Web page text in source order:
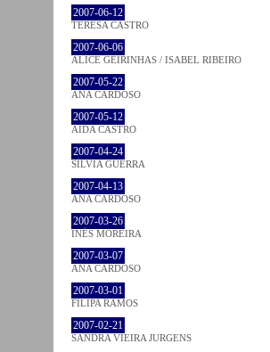
2007-06-12
TERESA CASTRO
2007-06-06
ALICE GEIRINHAS / ISABEL RIBEIRO
2007-05-22
ANA CARDOSO
2007-05-12
AIDA CASTRO
2007-04-24
SÍLVIA GUERRA
2007-04-13
ANA CARDOSO
2007-03-26
INÊS MOREIRA
2007-03-07
ANA CARDOSO
2007-03-01
FILIPA RAMOS
2007-02-21
SANDRA VIEIRA JURGENS